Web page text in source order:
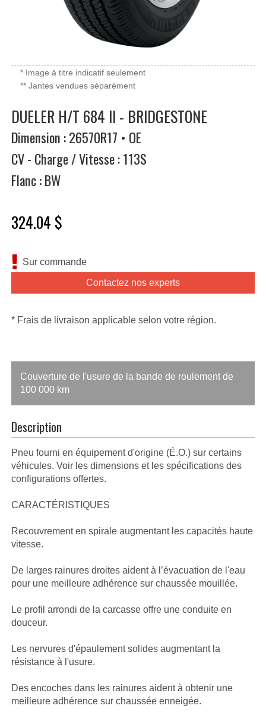
* Image à titre indicatif seulement
** Jantes vendues séparément
DUELER H/T 684 II - BRIDGESTONE
Dimension : 26570R17 • OE
CV - Charge / Vitesse : 113S
Flanc : BW
324.04 $
Sur commande
Contactez nos experts
* Frais de livraison applicable selon votre région.
Couverture de l'usure de la bande de roulement de
100 000 km
Description
Pneu fourni en équipement d'origine (É.O.) sur certains
véhicules. Voir les dimensions et les spécifications des
configurations offertes.
CARACTÉRISTIQUES
Recouvrement en spirale augmentant les capacités haute
vitesse.
De larges rainures droites aident à l’évacuation de l'eau
pour une meilleure adhérence sur chaussée mouillée.
Le profil arrondi de la carcasse offre une conduite en
douceur.
Les nervures d'épaulement solides augmentant la
résistance à l'usure.
Des encoches dans les rainures aident à obtenir une
meilleure adhérence sur chaussée enneigée.